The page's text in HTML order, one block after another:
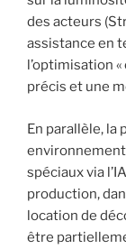
des acteurs
assistance en
l’optimisation
précis et une
En parallèle, la
spéciaux via
production,
location de
être